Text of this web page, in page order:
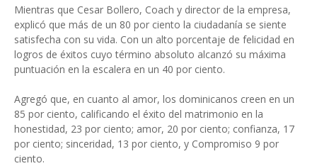
Mientras que Cesar Bollero, Coach y director de la empresa,
explicó que más de un 80 por ciento la ciudadanía se siente
satisfecha con su vida. Con un alto porcentaje de felicidad en
logros de éxitos cuyo término absoluto alcanzó su máxima
puntuación en la escalera en un 40 por ciento.
Agregó que, en cuanto al amor, los dominicanos creen en un
85 por ciento, calificando el éxito del matrimonio en la
honestidad, 23 por ciento; amor, 20 por ciento; confianza, 17
por ciento; sinceridad, 13 por ciento, y Compromiso 9 por
ciento.